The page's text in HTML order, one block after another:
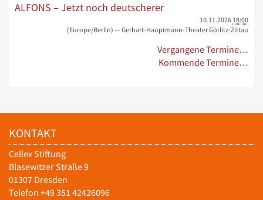
ALFONS – Jetzt noch deutscherer
10.11.2026 18:00
(Europe/Berlin) — Gerhart-Hauptmann-Theater Görlitz-Zittau
Vergangene Termine…
Kommende Termine…
KONTAKT
Cellex Stiftung
Blasewitzer Straße 9
01307 Dresden
Telefon +49 351 42426096